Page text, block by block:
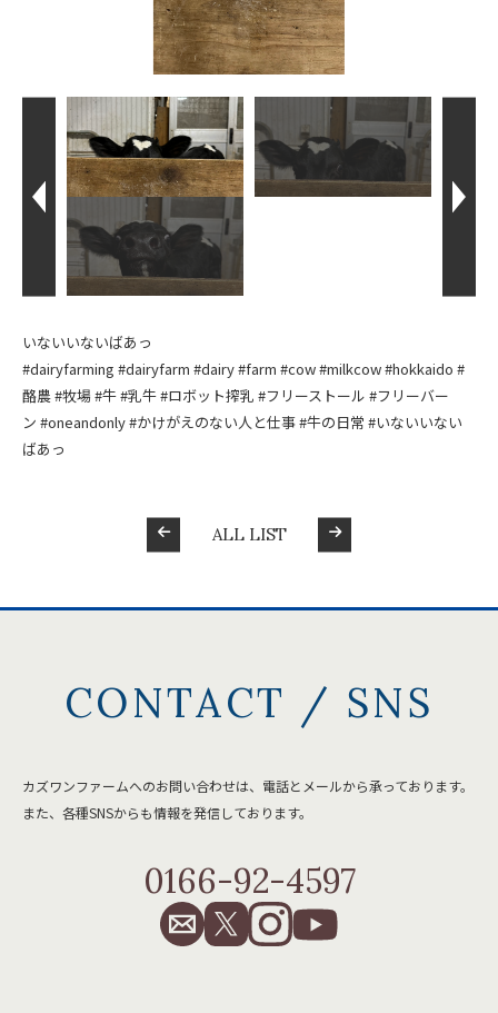
いないいないばあっ
#dairyfarming #dairyfarm #dairy#farm #cow#milkcow#hokkaido #
酪農#牧場#牛#乳牛#ロボット搾乳 #フリーストール #フリーバー
ン #oneandonly#かけがえのない人と仕事#牛の日常 #いないいない
ばあっ
ALL LIST
CONTACT / SNS
カズワンファームへのお問い合わせは、電話とメールから承っております。
また、各種SNSからも情報を発信しております。
0166-92-4597